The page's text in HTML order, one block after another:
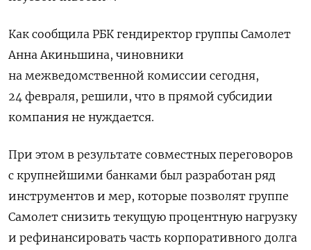
Как ​сообщила РБК гендиректор группы Самолет
Анна Акиньшина, чиновники
на межведомственной комиссии сегодня,
24 февраля, решили, что в прямой субсидии
компания не нуждается.
При этом в результате совместных переговоров
с крупнейшими банками был разработан ряд
инструментов и мер, которые позволят группе
Самолет снизить текущую процентную нагрузку ​
и рефинансировать часть корпоративного ⁠долга